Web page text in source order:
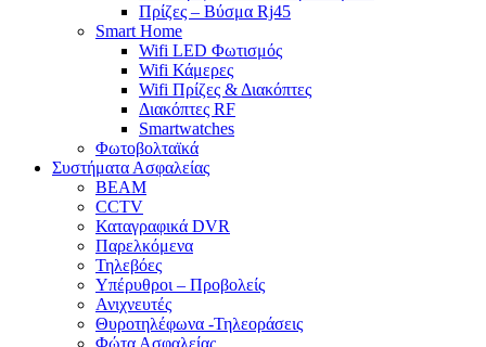
Πρίζες – Βύσμα Rj45
Smart Home
Wifi LED Φωτισμός
Wifi Κάμερες
Wifi Πρίζες & Διακόπτες
Διακόπτες RF
Smartwatches
Φωτοβολταϊκά
Συστήματα Ασφαλείας
BEAM
CCTV
Καταγραφικά DVR
Παρελκόμενα
Τηλεβόες
Υπέρυθροι – Προβολείς
Ανιχνευτές
Θυροτηλέφωνα -Τηλεοράσεις